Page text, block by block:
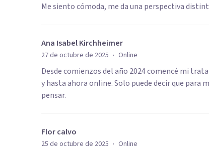
Me siento cómoda, me da una perspectiva
Ana Isabel Kirchheimer
27 de octubre de 2025 · Online
Desde comienzos del año 2024 comencé mi
y hasta ahora online. Solo puede decir que para
pensar.
Flor calvo
25 de octubre de 2025 · Online